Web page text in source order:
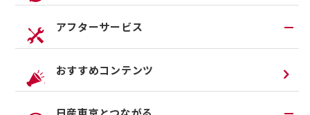
営業カレンダー
福祉車両（ライフケアビークル）
カスタイマイズサービス
法人リースオンライン受付
在庫車一覧
中古車ワイド保証
アフターサービス
アフターサービスTOP
メンテナンスネット予約
おすすめコンテンツ